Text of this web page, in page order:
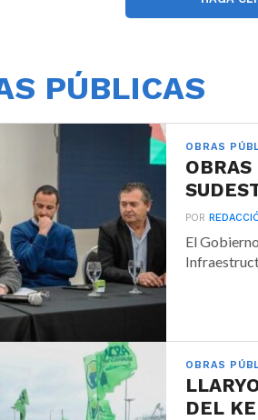
PÚBLICAS
OBRAS
POR
El
OBRAS
DEL